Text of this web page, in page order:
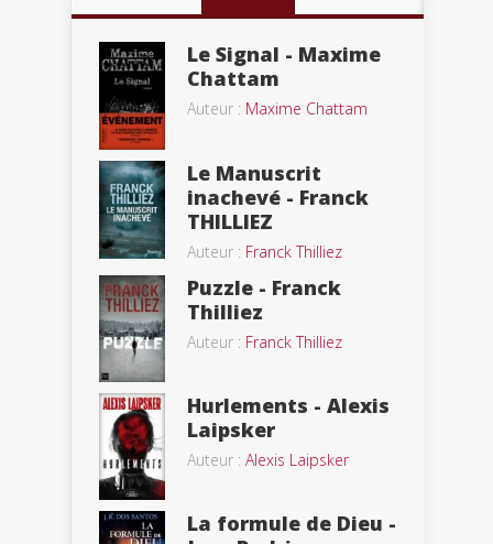
Le Signal - Maxime
Chattam
Auteur : Maxime Chattam
Le Manuscrit
inachevé - Franck
THILLIEZ
Auteur : Franck Thilliez
Puzzle - Franck
Thilliez
Auteur : Franck Thilliez
Hurlements - Alexis
Laipsker
Auteur : Alexis Laipsker
La formule de Dieu -